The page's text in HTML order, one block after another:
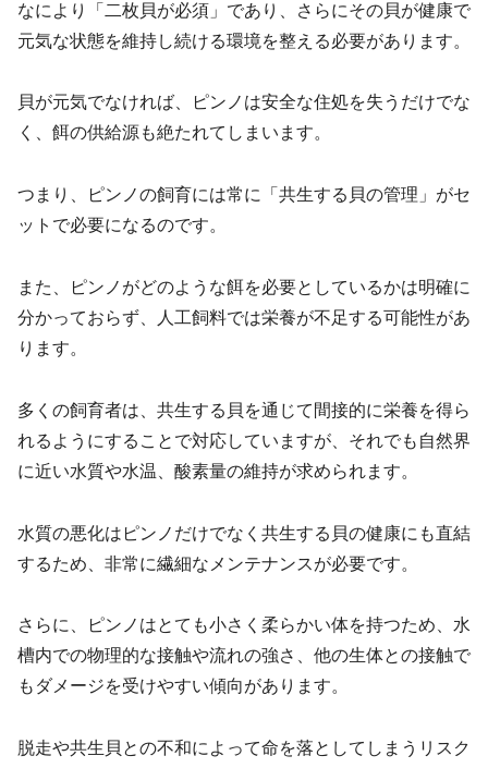
なにより「二枚貝が必須」であり、さらにその貝が健康で
元気な状態を維持し続ける環境を整える必要があります。
貝が元気でなければ、ピンノは安全な住処を失うだけでな
く、餌の供給源も絶たれてしまいます。
つまり、ピンノの飼育には常に「共生する貝の管理」がセ
ットで必要になるのです。
また、ピンノがどのような餌を必要としているかは明確に
分かっておらず、人工飼料では栄養が不足する可能性があ
ります。
多くの飼育者は、共生する貝を通じて間接的に栄養を得ら
れるようにすることで対応していますが、それでも自然界
に近い水質や水温、酸素量の維持が求められます。
水質の悪化はピンノだけでなく共生する貝の健康にも直結
するため、非常に繊細なメンテナンスが必要です。
さらに、ピンノはとても小さく柔らかい体を持つため、水
槽内での物理的な接触や流れの強さ、他の生体との接触で
もダメージを受けやすい傾向があります。
脱走や共生貝との不和によって命を落としてしまうリスク